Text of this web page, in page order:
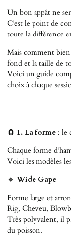
Un bon appât ne
C’est le point de
toute la différence
Mais comment
fond et la taille de
Voici un guide
choix à chaque
🧲 1. La forme : le
Chaque forme
Voici les modèles
🔹 Wide Gape
Forme large et
Rig, Cheveu,
Très polyvalent, il
du poisson.